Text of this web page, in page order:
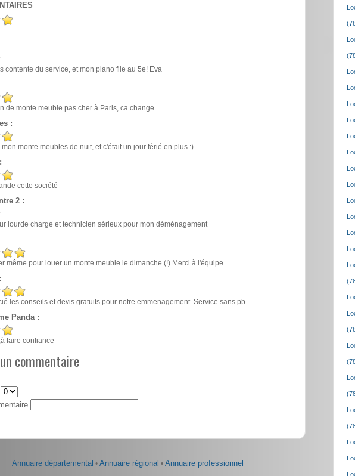
contente du service, et mon piano file au 5e! Eva
de monte meuble pas cher à Paris, ca change
:
monte meubles de nuit, et c'était un jour férié en plus :)
cette société
2 :
lourde charge et technicien sérieux pour mon déménagement
même pour louer un monte meuble le dimanche (!) Merci à l'équipe
les conseils et devis gratuits pour notre emmenagement. Service sans pb
Panda :
faire confiance
commentaire
Annuaire départemental • Annuaire régional • Annuaire professionnel